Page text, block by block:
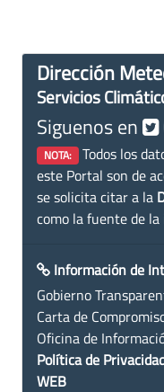
Dirección
Servicios
Siguenos en
NOTA: Todos los
este Portal son de
se solicita citar a la
como la fuente de
Información de
Gobierno
Carta de
Oficina de
Política de
WEB